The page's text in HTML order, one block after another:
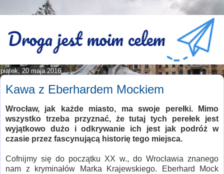
piątek, 20 maja 2016
Kawa z Eberhardem Mockiem
Wrocław, jak każde miasto, ma swoje perełki. Mimo
wszystko trzeba przyznać, że tutaj tych perełek jest
wyjątkowo dużo i odkrywanie ich jest jak podróż w
czasie przez fascynującą historię tego miejsca.
Cofnijmy się do początku XX w., do Wrocławia znanego
nam z kryminałów Marka Krajewskiego. Eberhard Mock